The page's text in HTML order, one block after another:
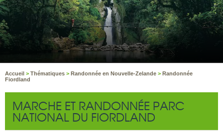
Accueil > Thématiques > Randonnée en Nouvelle-Zelande > Randonnée
Fiordland
MARCHE ET RANDONNÉE PARC
NATIONAL DU FIORDLAND